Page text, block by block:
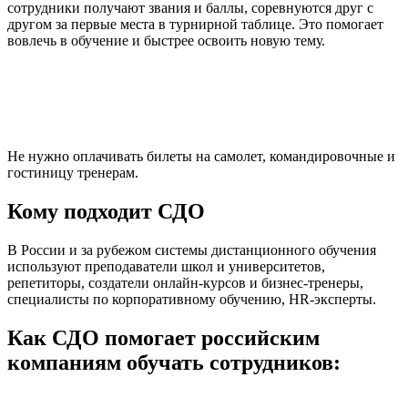
сотрудники получают звания и баллы, соревнуются друг с
другом за первые места в турнирной таблице. Это помогает
вовлечь в обучение и быстрее освоить новую тему.
Не нужно оплачивать билеты на самолет, командировочные и
гостиницу тренерам.
Кому подходит СДО
В России и за рубежом системы дистанционного обучения
используют преподаватели школ и университетов,
репетиторы, создатели онлайн-курсов и бизнес-тренеры,
специалисты по корпоративному обучению, HR-эксперты.
Как СДО помогает российским
компаниям обучать сотрудников: